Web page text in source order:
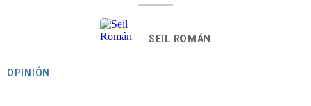
SEIL ROMÁN
OPINIÓN